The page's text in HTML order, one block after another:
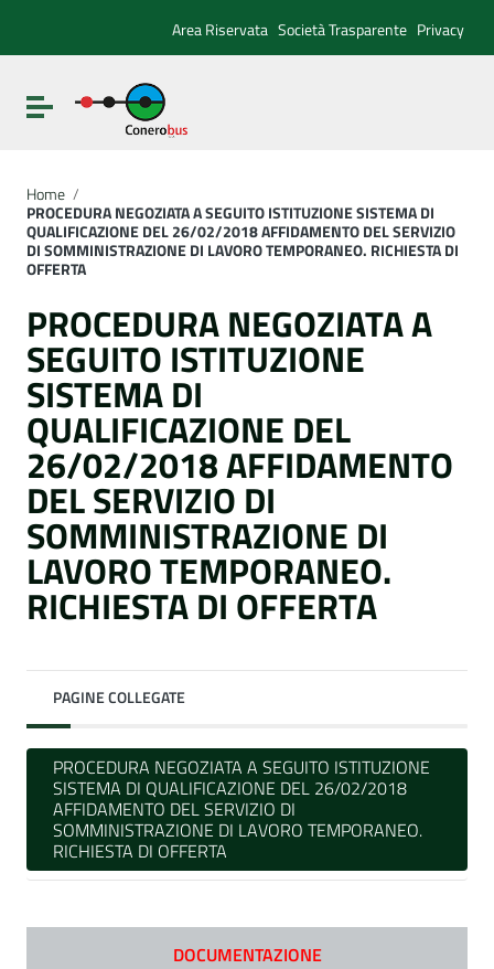
Vai al menu di navigazione
Vai al footer
Area Riservata Società Trasparente Privacy
Attiva / disattiva la navigazione
Home /
PROCEDURA NEGOZIATA A SEGUITO ISTITUZIONE SISTEMA DI
QUALIFICAZIONE DEL 26/02/2018 AFFIDAMENTO DEL SERVIZIO
DI SOMMINISTRAZIONE DI LAVORO TEMPORANEO. RICHIESTA DI
OFFERTA
PROCEDURA NEGOZIATA A
SEGUITO ISTITUZIONE
SISTEMA DI
QUALIFICAZIONE DEL
26/02/2018 AFFIDAMENTO
DEL SERVIZIO DI
SOMMINISTRAZIONE DI
LAVORO TEMPORANEO.
RICHIESTA DI OFFERTA
PAGINE COLLEGATE
PROCEDURA NEGOZIATA A SEGUITO ISTITUZIONE
SISTEMA DI QUALIFICAZIONE DEL 26/02/2018
AFFIDAMENTO DEL SERVIZIO DI
SOMMINISTRAZIONE DI LAVORO TEMPORANEO.
RICHIESTA DI OFFERTA
DOCUMENTAZIONE